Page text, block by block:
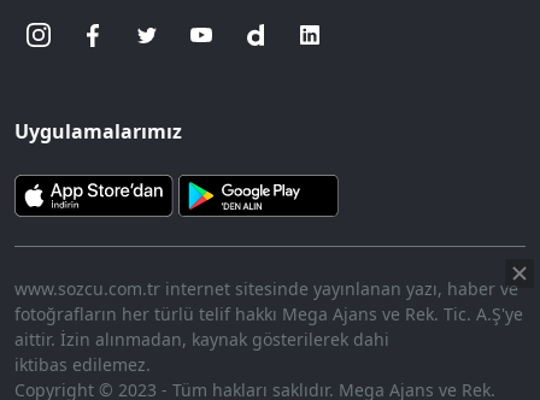
Uygulamalarımız
www.sozcu.com.tr internet sitesinde yayınlanan yazı, haber ve
fotoğrafların her türlü telif hakkı Mega Ajans ve Rek. Tic. A.Ş'ye
aittir. İzin alınmadan, kaynak gösterilerek dahi
iktibas edilemez.
Copyright © 2023 - Tüm hakları saklıdır. Mega Ajans ve Rek.